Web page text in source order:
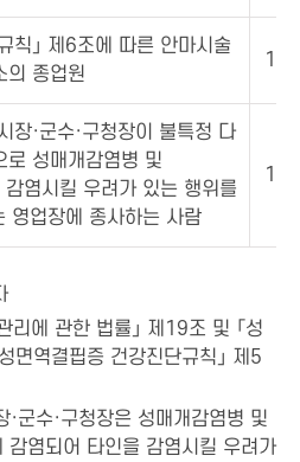
칙」 제6조에 따른 안마시술
의 종업원
1
장·군수·구청장이 불특정 다
로 성매개감염병 및
염시킬 우려가 있는 행위를
영업장에 종사하는 사람
1
리에 관한 법률」 제19조 및 「성
면역결핍증 건강진단규칙」 제5
·군수·구청장은 성매개감염병 및
감염되어 타인을 감염시킬 우려가